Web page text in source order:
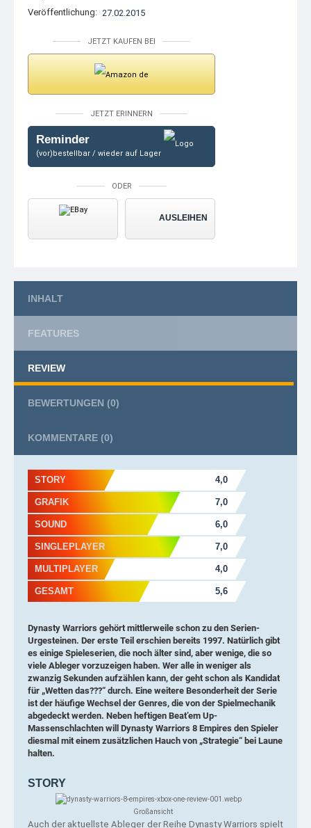
Veröffentlichung: 27.02.2015
JETZT KAUFEN BEI
JETZT ERINNERN
Reminder
(vor)bestellbar / wieder auf Lager
ODER
AUSLEIHEN
INHALT
FEATURES
REVIEW
BEWERTUNGEN (0)
KOMMENTARE (0)
STORY 4,0
GRAFIK 7,0
SOUND 6,0
SINGLEPLAYER 7,0
MULTIPLAYER 4,0
GESAMT 5,6
Dynasty Warriors gehört mittlerweile schon zu den Serien-
Urgesteinen. Der erste Teil erschien bereits 1997. Natürlich gibt
es einige Spieleserien, die noch älter sind, aber wenige, die so
viele Ableger vorzuzeigen haben. Wer alle in weniger als
zwanzig Sekunden aufzählen kann, der geht schon als Kandidat
für „Wetten das???“ durch. Eine weitere Besonderheit der Serie
ist der häufige Wechsel der Genres, die von der Spielmechanik
abgedeckt werden. Neben heftigen Beat’em Up-
Massenschlachten will Dynasty Warriors 8 Empires den Spieler
diesmal mit einem zusätzlichen Hauch von „Strategie“ bei Laune
halten.
STORY
Großansicht
Auch der aktuellste Ableger der Reihe Dynasty Warriors spielt